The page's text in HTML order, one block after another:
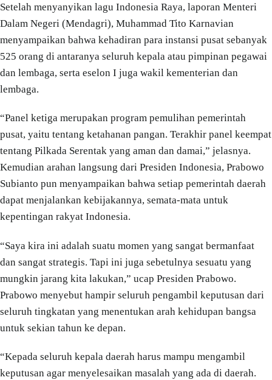
Setelah menyanyikan lagu Indonesia Raya, laporan Menteri
Dalam Negeri (Mendagri), Muhammad Tito Karnavian
menyampaikan bahwa kehadiran para instansi pusat sebanyak
525 orang di antaranya seluruh kepala atau pimpinan pegawai
dan lembaga, serta eselon I juga wakil kementerian dan
lembaga.
“Panel ketiga merupakan program pemulihan pemerintah
pusat, yaitu tentang ketahanan pangan. Terakhir panel keempat
tentang Pilkada Serentak yang aman dan damai,” jelasnya.
Kemudian arahan langsung dari Presiden Indonesia, Prabowo
Subianto pun menyampaikan bahwa setiap pemerintah daerah
dapat menjalankan kebijakannya, semata-mata untuk
kepentingan rakyat Indonesia.
“Saya kira ini adalah suatu momen yang sangat bermanfaat
dan sangat strategis. Tapi ini juga sebetulnya sesuatu yang
mungkin jarang kita lakukan,” ucap Presiden Prabowo.
Prabowo menyebut hampir seluruh pengambil keputusan dari
seluruh tingkatan yang menentukan arah kehidupan bangsa
untuk sekian tahun ke depan.
“Kepada seluruh kepala daerah harus mampu mengambil
keputusan agar menyelesaikan masalah yang ada di daerah.